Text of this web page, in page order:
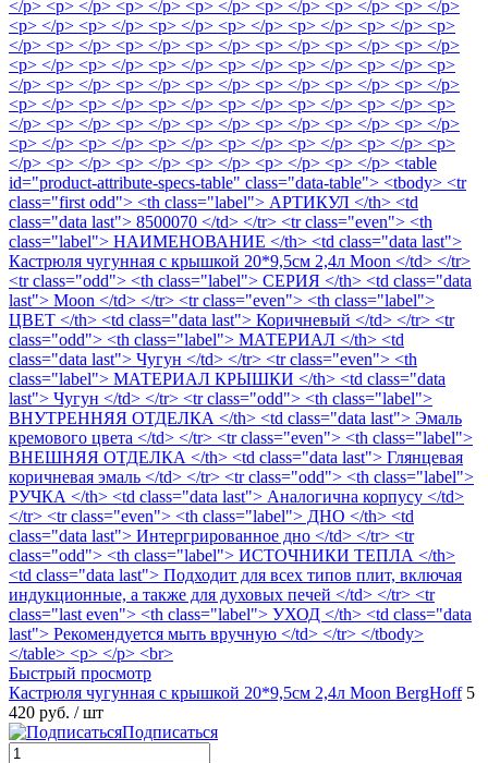
Быстрый просмотр
Кастрюля чугунная с крышкой 20*9,5см 2,4л Moon BergHoff 5
420 руб. / шт
Подписаться